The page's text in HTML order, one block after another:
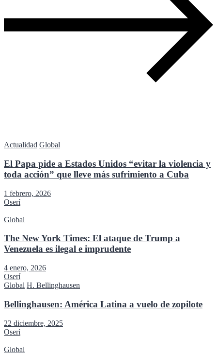
Actualidad Global
El Papa pide a Estados Unidos “evitar la violencia y
toda acción” que lleve más sufrimiento a Cuba
1 febrero, 2026
Oserí
Global
The New York Times: El ataque de Trump a
Venezuela es ilegal e imprudente
4 enero, 2026
Oserí
Global H. Bellinghausen
Bellinghausen: América Latina a vuelo de zopilote
22 diciembre, 2025
Oserí
Global